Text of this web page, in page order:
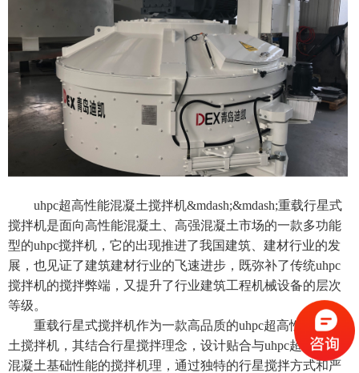
uhpc超高性能混凝土搅拌机&mdash;&mdash;重载行星式
搅拌机是面向高性能混凝土、高强混凝土市场的一款多功能
型的uhpc搅拌机，它的出现推进了我国建筑、建材行业的发
展，也见证了建筑建材行业的飞速进步，既弥补了传统uhpc
搅拌机的搅拌弊端，又提升了行业建筑工程机械设备的层次
等级。
重载行星式搅拌机作为一款高品质的uhpc超高性能
混凝
土搅拌机 ，其结合行星搅拌理念，设计贴合与uhpc超高性能
混凝土基础性能的搅拌机理，通过独特的行星搅拌方式和严